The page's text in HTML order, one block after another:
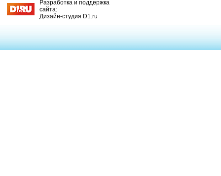
Разработка и поддержка
сайта:
Дизайн-студия D1.ru